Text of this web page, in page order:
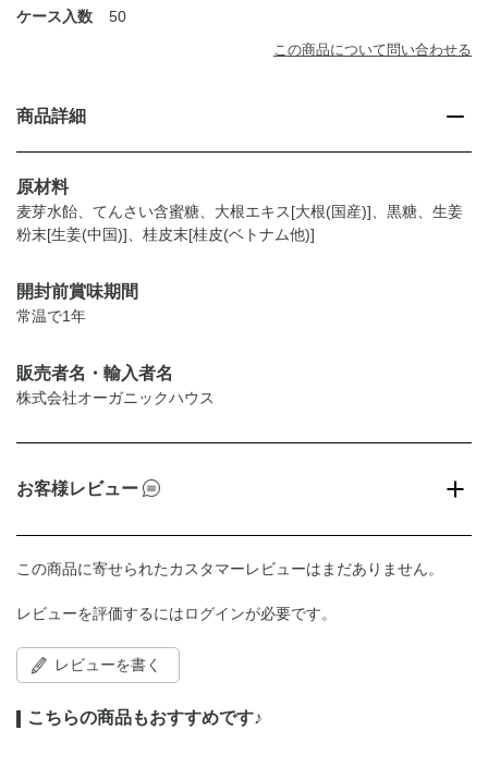
ケース入数
50
この商品について問い合わせる
商品詳細
原材料
麦芽水飴、てんさい含蜜糖、大根エキス[大根(国産)]、黒糖、生姜
粉末[生姜(中国)]、桂皮末[桂皮(ベトナム他)]
開封前賞味期間
常温で1年
販売者名・輸入者名
株式会社オーガニックハウス
お客様レビュー
この商品に寄せられたカスタマーレビューはまだありません。
レビューを評価するにはログインが必要です。
レビューを書く
こちらの商品もおすすめです♪